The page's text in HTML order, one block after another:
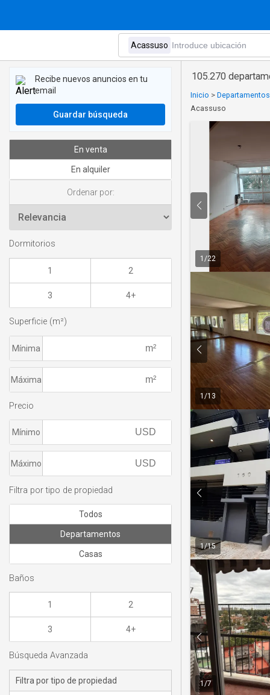
105.270
Inicio >
Acassuso
1 /22
1 /13
1/15
1/7
Recibe nuevos anuncios en tu
email
Guardar búsqueda
En venta
En alquiler
Ordenar por:
Dormitorios
1 2
3 4+
Superficie (m²)
Mínima
Máxima
Precio
Mínimo
Máximo
Filtra por tipo de propiedad
Todos
Departamentos
Casas
Baños
1 2
3 4+
Búsqueda Avanzada
Filtra por tipo de propiedad